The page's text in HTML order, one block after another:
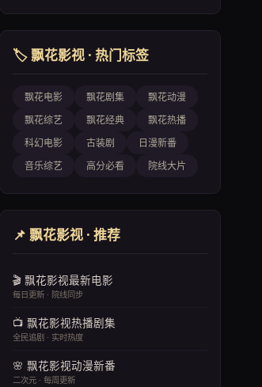
🏷️ 飘花影视 · 热门标签
飘花电影 飘花剧集
飘花动漫
飘花综艺
飘花经典
飘花热播
科幻电影
古装剧
日漫新番
音乐综艺
高分必看 院线大片
📌 飘花影视 · 推荐
🎬 飘花影视最新电影
每日更新 · 院线同步
📺 飘花影视热播剧集
全民追剧 · 实时热度
🌸 飘花影视动漫新番
二次元 · 每周更新